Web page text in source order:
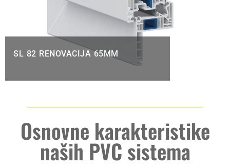
SL 82 RENOVACIJA 65MM
Osnovne karakteristike
naših PVC sistema